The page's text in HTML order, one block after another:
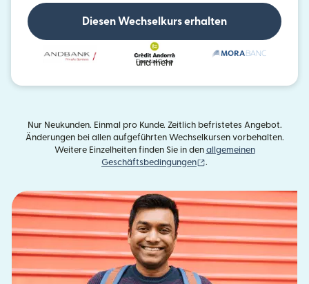
Diesen Wechselkurs erhalten
und mehr
Nur Neukunden. Einmal pro Kunde. Zeitlich befristetes Angebot.
Änderungen bei allen aufgeführten Wechselkursen vorbehalten.
Weitere Einzelheiten finden Sie in den allgemeinen
Geschäftsbedingungen
.